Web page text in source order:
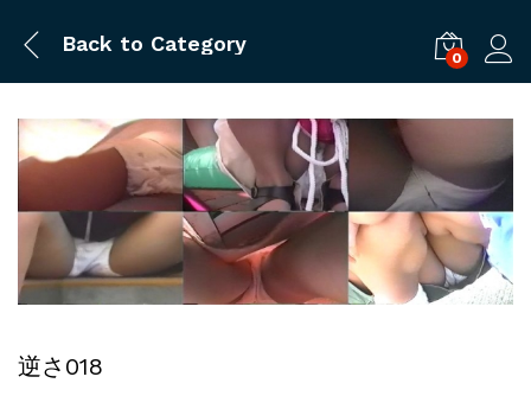
Back to Category
0
逆さ018